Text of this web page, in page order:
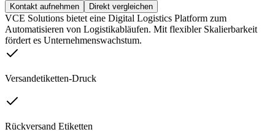
Kontakt aufnehmen Direkt vergleichen
VCE Solutions bietet eine Digital Logistics Platform zum
Automatisieren von Logistikabläufen. Mit flexibler Skalierbarkeit
fördert es Unternehmenswachstum.
Versandetiketten-Druck
Rückversand Etiketten